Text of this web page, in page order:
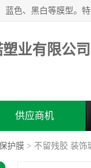
业有限公司
供应商机
护膜 > 不留残胶 装饰